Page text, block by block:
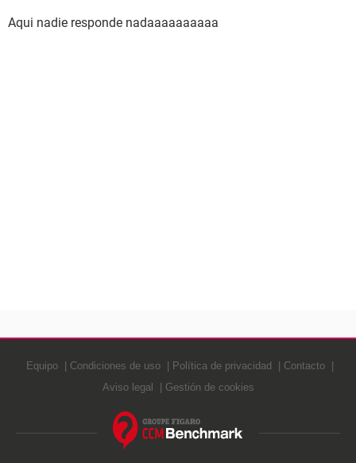
Aqui nadie responde nadaaaaaaaaaa
Equipo Condiciones de uso Política de privacidad
Contacto
Aviso legal
Gestión de cookies